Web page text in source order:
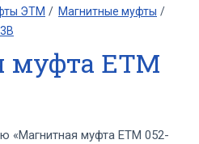
ЭТМ
Магнитные муфты
муфта ЕТМ
«Магнитная муфта ЕТМ 052-